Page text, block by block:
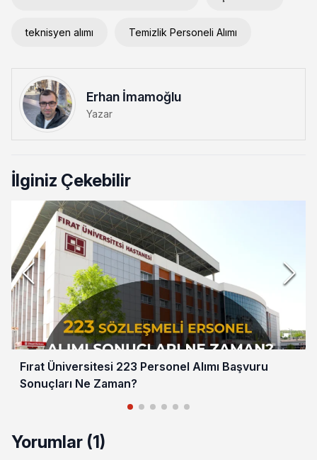
teknisyen alımı Temizlik Personeli Alımı
Erhan İmamoğlu
Yazar
İlginiz Çekebilir
Fırat Üniversitesi 223 Personel Alımı Başvuru
Sonuçları Ne Zaman?
Yorumlar (1)